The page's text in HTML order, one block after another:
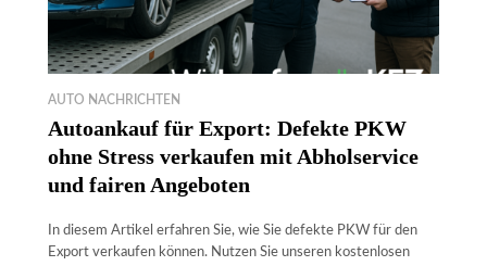
AUTO NACHRICHTEN
Autoankauf für Export: Defekte PKW
ohne Stress verkaufen mit Abholservice
und fairen Angeboten
In diesem Artikel erfahren Sie, wie Sie defekte PKW für den
Export verkaufen können. Nutzen Sie unseren kostenlosen